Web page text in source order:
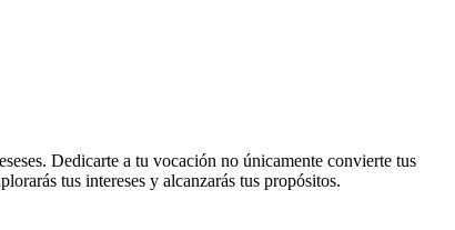
Dedicarte a tu vocación no únicamente convierte tus
tus intereses y alcanzarás tus propósitos.